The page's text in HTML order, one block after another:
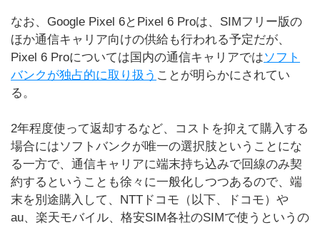
なお、Google Pixel 6とPixel 6 Proは、SIMフリー版の
ほか通信キャリア向けの供給も行われる予定だが、
Pixel 6 Proについては国内の通信キャリアではソフト
バンクが独占的に取り扱う ことが明らかにされてい
る。
2年程度使って返却するなど、コストを抑えて購入する
場合にはソフトバンクが唯一の選択肢ということにな
る一方で、通信キャリアに端末持ち込みで回線のみ契
約するということも徐々に一般化しつつあるので、端
末を別途購入して、NTTドコモ（以下、ドコモ）や
au、楽天モバイル、格安SIM各社のSIMで使うというの